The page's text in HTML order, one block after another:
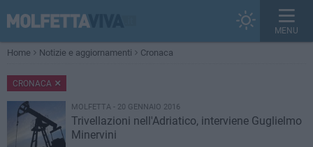
MENU
Home Notizie e aggiornamenti Cronaca
CRONACA
MOLFETTA - 20 GENNAIO 2016
Trivellazioni nell'Adriatico, interviene Guglielmo
Minervini